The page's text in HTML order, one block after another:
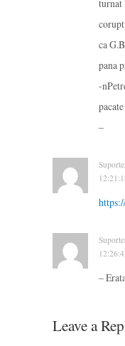
turnat
ca
pana
-
–
–
Leave a